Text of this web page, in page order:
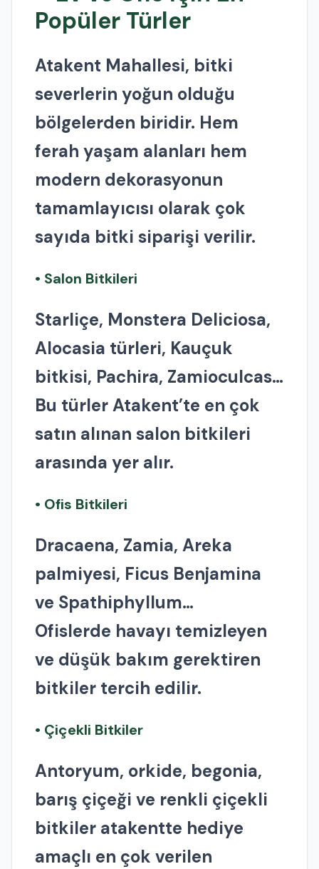
Popüler Türler
Atakent Mahallesi, bitki
severlerin yoğun olduğu
bölgelerden biridir. Hem
ferah yaşam alanları hem
modern dekorasyonun
tamamlayıcısı olarak çok
sayıda bitki siparişi verilir.
• Salon Bitkileri
Starliçe, Monstera Deliciosa,
Alocasia türleri, Kauçuk
bitkisi, Pachira, Zamioculcas…
Bu türler Atakent’te en çok
satın alınan salon bitkileri
arasında yer alır.
• Ofis Bitkileri
Dracaena, Zamia, Areka
palmiyesi, Ficus Benjamina
ve Spathiphyllum…
Ofislerde havayı temizleyen
ve düşük bakım gerektiren
bitkiler tercih edilir.
• Çiçekli Bitkiler
Antoryum, orkide, begonia,
barış çiçeği ve renkli çiçekli
bitkiler atakentte hediye
amaçlı en çok verilen